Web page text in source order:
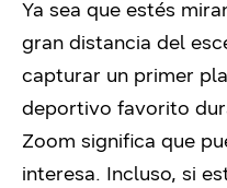
Ya sea que estés
gran distancia del
capturar un primer
deportivo favorito
Zoom significa que
interesa. Incluso, si